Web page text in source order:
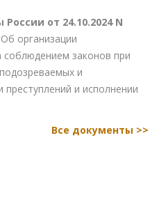
от 24.10.2024 N
организации
соблюдением законов при
и
и исполнении
Все документы >>